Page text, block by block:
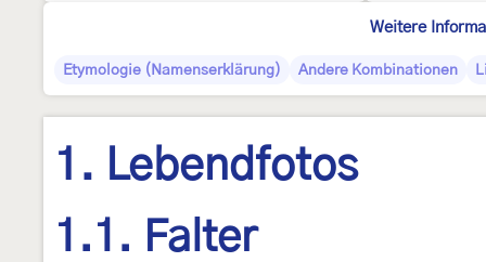
Weitere
Etymologie (Namenserklärung) Andere Kombinationen
1. Lebendfotos
1.1. Falter